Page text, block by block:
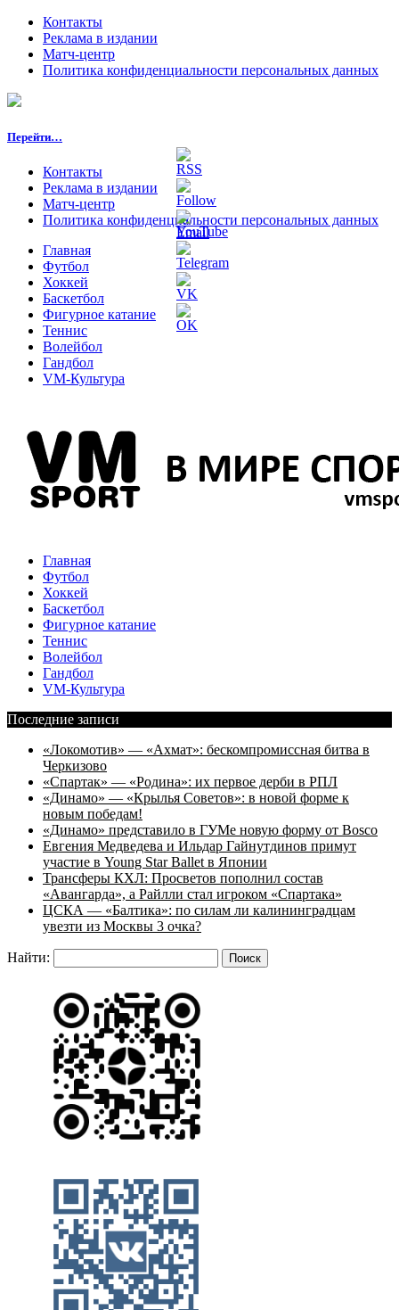
Контакты
Реклама в издании
Матч-центр
Политика конфиденциальности персональных данных
Перейти…
Контакты
Реклама в издании
Матч-центр
Политика конфиденциальности персональных данных
Главная
Футбол
Хоккей
Баскетбол
Фигурное катание
Теннис
Волейбол
Гандбол
VM-Культура
Главная
Футбол
Хоккей
Баскетбол
Фигурное катание
Теннис
Волейбол
Гандбол
VM-Культура
Последние записи
«Локомотив» — «Ахмат»: бескомпромиссная битва в
Черкизово
«Спартак» — «Родина»: их первое дерби в РПЛ
«Динамо» — «Крылья Советов»: в новой форме к
новым победам!
«Динамо» представило в ГУМе новую форму от Bosco
Евгения Медведева и Ильдар Гайнутдинов примут
участие в Young Star Ballet в Японии
Трансферы КХЛ: Просветов пополнил состав
«Авангарда», а Райлли стал игроком «Спартака»
ЦСКА — «Балтика»: по силам ли калининградцам
увезти из Москвы 3 очка?
Найти: